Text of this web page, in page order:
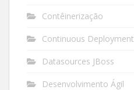
Contêinerização
Continuous Deployment
Datasources JBoss
Desenvolvimento Ágil